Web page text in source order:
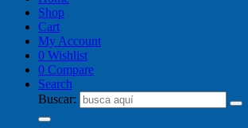
Shop
Cart
My Account
0 Wishlist
0 Compare
Search
Buscar: